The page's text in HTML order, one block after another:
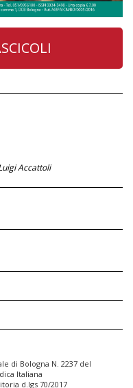
Accattoli
di Bologna N. 2237 del
Italiana
d.lgs 70/2017